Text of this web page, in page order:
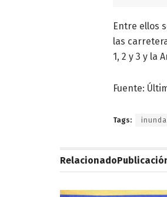
Entre ellos
las
1, 2 y 3 y la
Fuente:
Tags:
Relacionado